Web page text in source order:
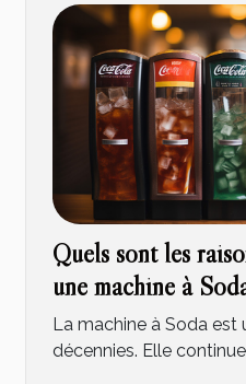
Quels sont les
une machine à
La machine à Soda est
décennies. Elle continue